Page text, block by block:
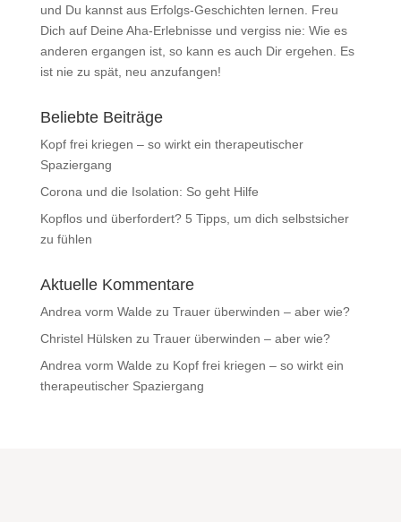
und Du kannst aus Erfolgs-Geschichten lernen. Freu
Dich auf Deine Aha-Erlebnisse und vergiss nie: Wie es
anderen ergangen ist, so kann es auch Dir ergehen. Es
ist nie zu spät, neu anzufangen!
Beliebte Beiträge
Kopf frei kriegen – so wirkt ein therapeutischer
Spaziergang
Corona und die Isolation: So geht Hilfe
Kopflos und überfordert? 5 Tipps, um dich selbstsicher
zu fühlen
Aktuelle Kommentare
Andrea vorm Walde zu Trauer überwinden – aber wie?
Christel Hülsken zu Trauer überwinden – aber wie?
Andrea vorm Walde zu Kopf frei kriegen – so wirkt ein
therapeutischer Spaziergang